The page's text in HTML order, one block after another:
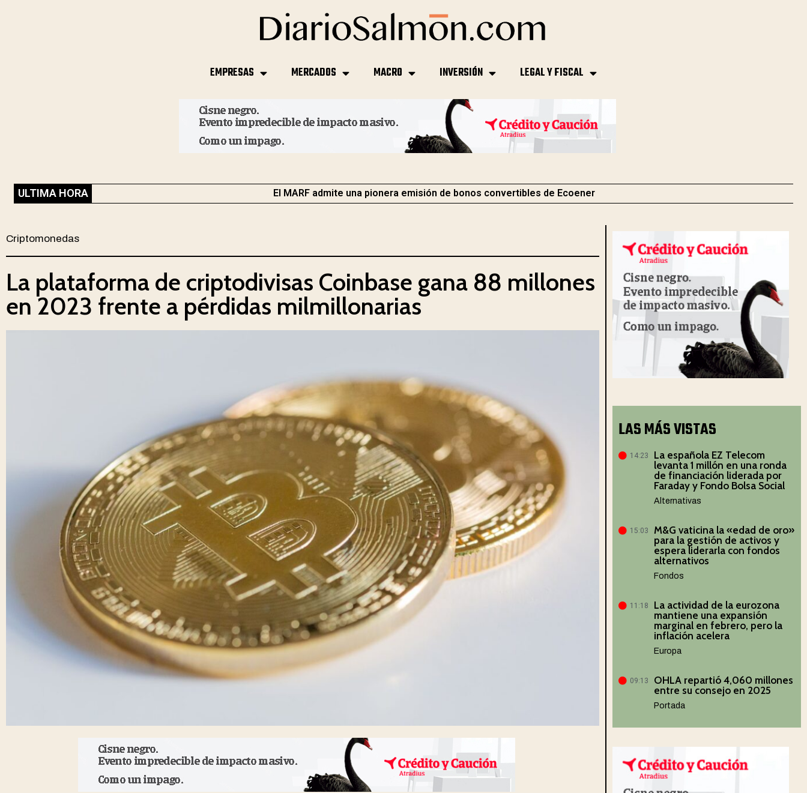
EMPRESAS MERCADOS MACRO INVERSIÓN LEGAL Y FISCAL
ULTIMA HORA El MARF admite una pionera emisión de bonos convertibles de Ecoener
Criptomonedas
La plataforma de criptodivisas Coinbase gana 88 millones
en 2023 frente a pérdidas milmillonarias
LAS MÁS VISTAS
14:23
La española EZ Telecom
levanta 1 millón en una ronda
de financiación liderada por
Faraday y Fondo Bolsa Social
Alternativas
15:03
M&G vaticina la «edad de oro»
para la gestión de activos y
espera liderarla con fondos
alternativos
Fondos
11:18
La actividad de la eurozona
mantiene una expansión
marginal en febrero, pero la
inflación acelera
Europa
09:13
OHLA repartió 4,060 millones
entre su consejo en 2025
Portada